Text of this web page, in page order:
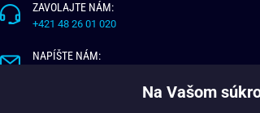
ZAVOLAJTE NÁM:
+421 48 26 01 020
NAPÍŠTE NÁM:
Na Vašom